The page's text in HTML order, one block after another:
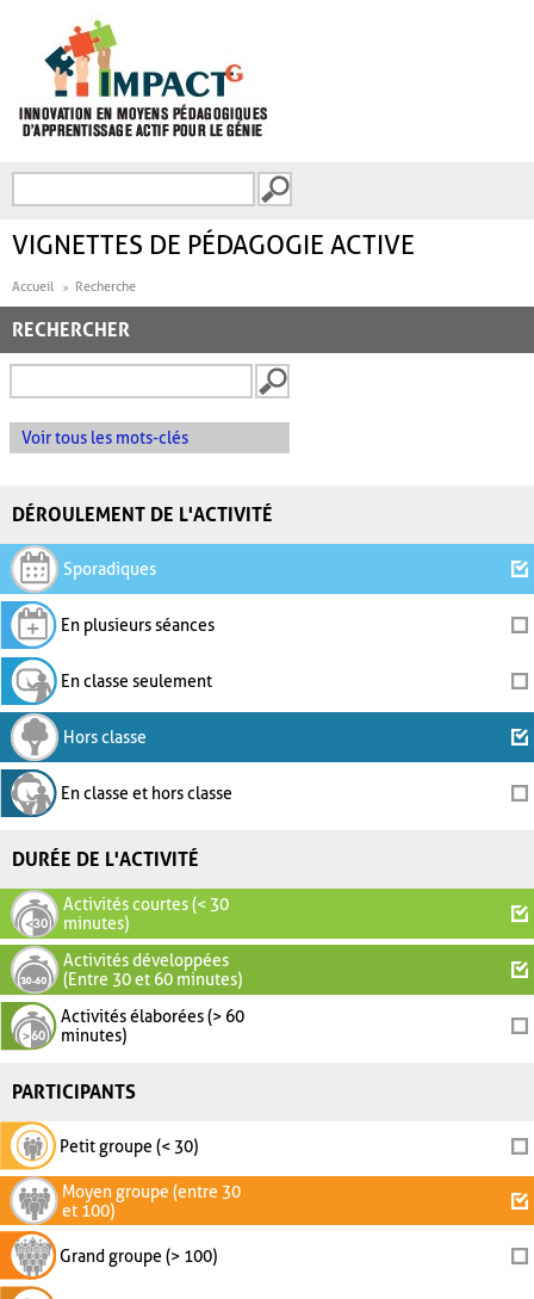
FORMULAIRE DE
VIGNETTES DE PÉDAGOGIE ACTIVE
Accueil Recherche
RECHERCHER
Voir tous les mots-clés
DÉROULEMENT DE L'ACTIVITÉ
Sporadiques
En plusieurs séances
En classe seulement
Hors classe
En classe et hors classe
DURÉE DE L'ACTIVITÉ
Activités courtes (< 30
minutes)
Activités développées
(Entre 30 et 60 minutes)
Activités élaborées (> 60
minutes)
PARTICIPANTS
Petit groupe (< 30)
Moyen groupe (entre 30
et 100)
Grand groupe (> 100)